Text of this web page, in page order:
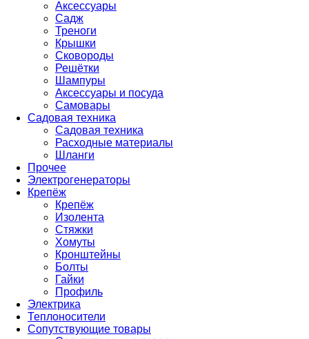
Аксессуары
Садж
Треноги
Крышки
Сковороды
Решётки
Шампуры
Аксессуары и посуда
Самовары
Садовая техника
Садовая техника
Расходные материалы
Шланги
Прочее
Электрогенераторы
Крепёж
Крепёж
Изолента
Стяжки
Хомуты
Кронштейны
Болты
Гайки
Профиль
Электрика
Теплоносители
Сопутствующие товары